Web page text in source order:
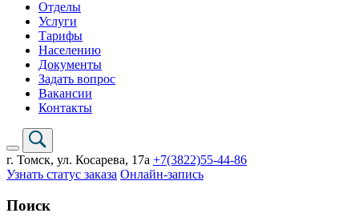
Отделы
Услуги
Тарифы
Населению
Документы
Задать вопрос
Вакансии
Контакты
г. Томск, ул. Косарева, 17а +7(3822)55-44-86
Узнать статус заказа Онлайн-запись
Поиск